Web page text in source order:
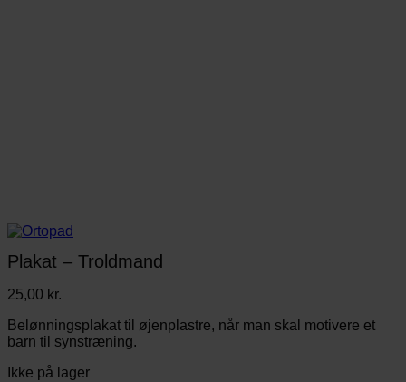
Plakat – Troldmand
25,00 kr.
Belønningsplakat til øjenplastre, når man skal motivere et
barn til synstræning.
Ikke på lager